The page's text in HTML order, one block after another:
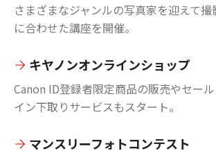
さまざまなジャンルの写真家を迎えて
に合わせた講座を開催。
キヤノンオンラインショップ
Canon ID登録者限定商品の販売やセー
イン下取りサービスもスタート。
マンスリーフォトコンテスト